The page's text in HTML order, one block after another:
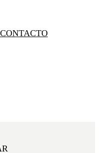
CONTACTO